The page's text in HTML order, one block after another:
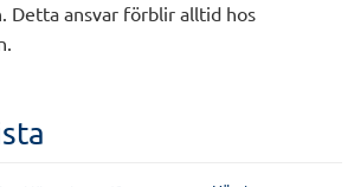
Detta ansvar förblir alltid hos